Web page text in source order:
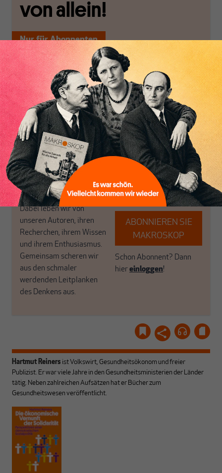
von allein!
Nur für Abonnenten
MAKROSKOP analysiert
wirtschaftspolitische
Themen aus einer
postkeynesianischen
Perspektive und ist damit
in Deutschland einzigartig.
MAKROSKOP steht für
das große Ganze. Wir
haben einen Blick auf
Geld, Wirtschaft und
Politik, den Sie so
woanders nicht finden.
Dabei leben wir von
unseren Autoren, ihren
Recherchen, ihrem Wissen
und ihrem Enthusiasmus.
Gemeinsam scheren wir
aus den schmaler
werdenden Leitplanken
des Denkens aus.
Wir verlassen die
journalistische Filterblase,
in der sich viele
eingerichtet haben. Wir
öffnen Fenster und
bringen frische Luft in die
engen und verstaubten
Debattenräume.
Brauchen Sie auch frische
Luft? Dann folgen Sie
einfach dem Button.
ABONNIEREN SIE
MAKROSKOP
Schon Abonnent? Dann
hiereinloggen!
Hartmut Reiners ist Volkswirt, Gesundheitsökonom und freier
Publizist. Er war viele Jahre in den Gesundheitsministerien der Länder
tätig. Neben zahlreichen Aufsätzen hat er Bücher zum
Gesundheitswesen veröffentlicht.